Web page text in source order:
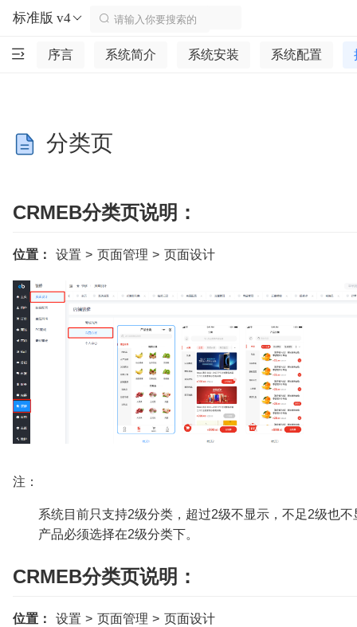
标准版 v4
序言 系统简介 系统安装 系统配置
分类页
CRMEB分类页说明：
位置： 设置 > 页面管理 > 页面设计
注：
系统目前只支持2级分类，超过2级不显示，不足2级也不
产品必须选择在2级分类下。
CRMEB分类页说明：
位置： 设置 > 页面管理 > 页面设计